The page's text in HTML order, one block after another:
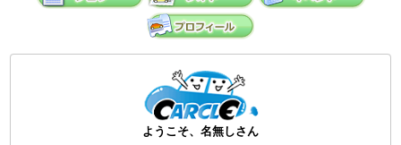
ようこそ、名無しさん